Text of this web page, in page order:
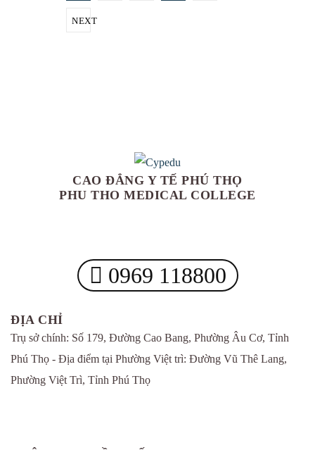
NEXT
CAO ĐẲNG Y TẾ PHÚ THỌ
PHU THO MEDICAL COLLEGE
0969 118800
ĐỊA CHỈ
Trụ sở chính: Số 179, Đường Cao Bang, Phường Âu Cơ, Tỉnh
Phú Thọ - Địa điểm tại Phường Việt trì: Đường Vũ Thê Lang,
Phường Việt Trì, Tỉnh Phú Thọ